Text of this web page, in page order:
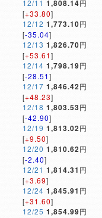
12/11 1,808.14円
[+33.80]
12/12 1,773.10円
[-35.04]
12/13 1,826.70円
[+53.61]
12/14 1,798.19円
[-28.51]
12/17 1,846.42円
[+48.23]
12/18 1,803.53円
[-42.90]
12/19 1,813.02円
[+9.50]
12/20 1,810.62円
[-2.40]
12/21 1,814.31 円
[+3.69]
12/24 1,845.91 円
[+31.60]
12/25 1,854.99円